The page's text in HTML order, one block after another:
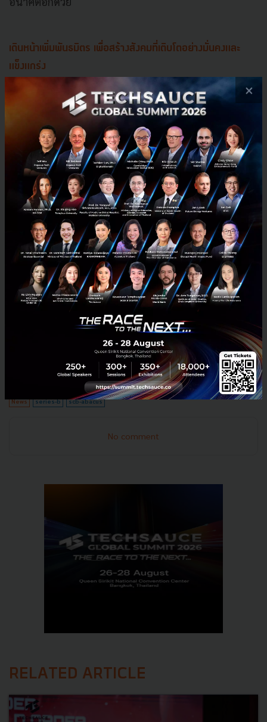
เดินหน้าเพิ่มพันธมิตร เพื่อสร้างสังคมที่เติบโตอย่างมั่นคงและ
แข็งแกร่ง
นอกจากเรื่องของแพลตฟอร์มและกระบวนการขอสินเชื่อ
ที่จะใช้งานง่ายขึ้น รวดเร็วทันใจขึ้น และปลอดภัยมั่นใจได้
แล้ว ดร.สุทธาภา ยังเสริมด้วยว่า ความร่วมมือกับพันธมิตร
ทางธุรกิจ (Partnership) เป็นอีกหนึ่งสิ่งสำคัญที่ช่วยขับ
เคลื่อนให้ภารกิจของบริษัทบรรลุเป้าหมายได้เร็วขึ้น โดย
ในปัจจุบัน บริษัทได้จับมือกับธุรกิจหลากหลายประเภท
อาทิ ไปรษณีย์ไทย, ลาซาด้า, พีทีจี เอ็นเนอยี และฟู้ด
แพนด้า เพื่อช่วยให้พนักงาน และลูกค้าของบริษัท
พันธมิตรเข้าถึงสินเชื่อได้ดีขึ้น
นอกจากนี้ SCB Abacus กำลังอยู่ในช่วงเดินหน้าเพิ่ม
พันธมิตรใหม่ซึ่งเป็นบริษัทชั้นนำทั้งในประเทศและต่าง
ประเทศซึ่งมีวิสัยทัศน์เดียวกันในการยกระดับคุณภาพชีวิต
ของคนไทยผ่านโอกาสทางการเงินที่เข้าถึงง่ายขึ้น เพื่อให้
ลูกค้าบุคคลและผู้ประกอบการรายย่อยมีเงินทุนประกอบ
อาชีพอย่างเพียงพอที่จะเติบโตอย่างมั่นคงและแข็งแกร่ง
ท่ามกลางสภาวะเศรษฐกิจที่พร้อมจะผันผวนตลอดเวลา
News series-b scb-abacus
No comment
RELATED ARTICLE
×